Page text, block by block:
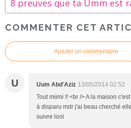
8 preuves que ta Umm est
COMMENTER CET
Ajouter un commentaire
U Uum Abd'Aziz 13/05/2014 02:52
Tout miimi !! <br /> A la maison
à disparu mdr j'ai beau cherché
suivre lool